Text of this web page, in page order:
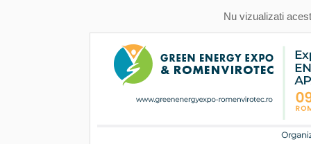
Nu vizualizati